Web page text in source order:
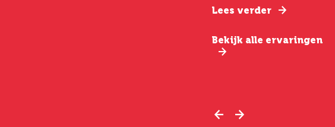
Lees verder
Bekijk alle ervaringen